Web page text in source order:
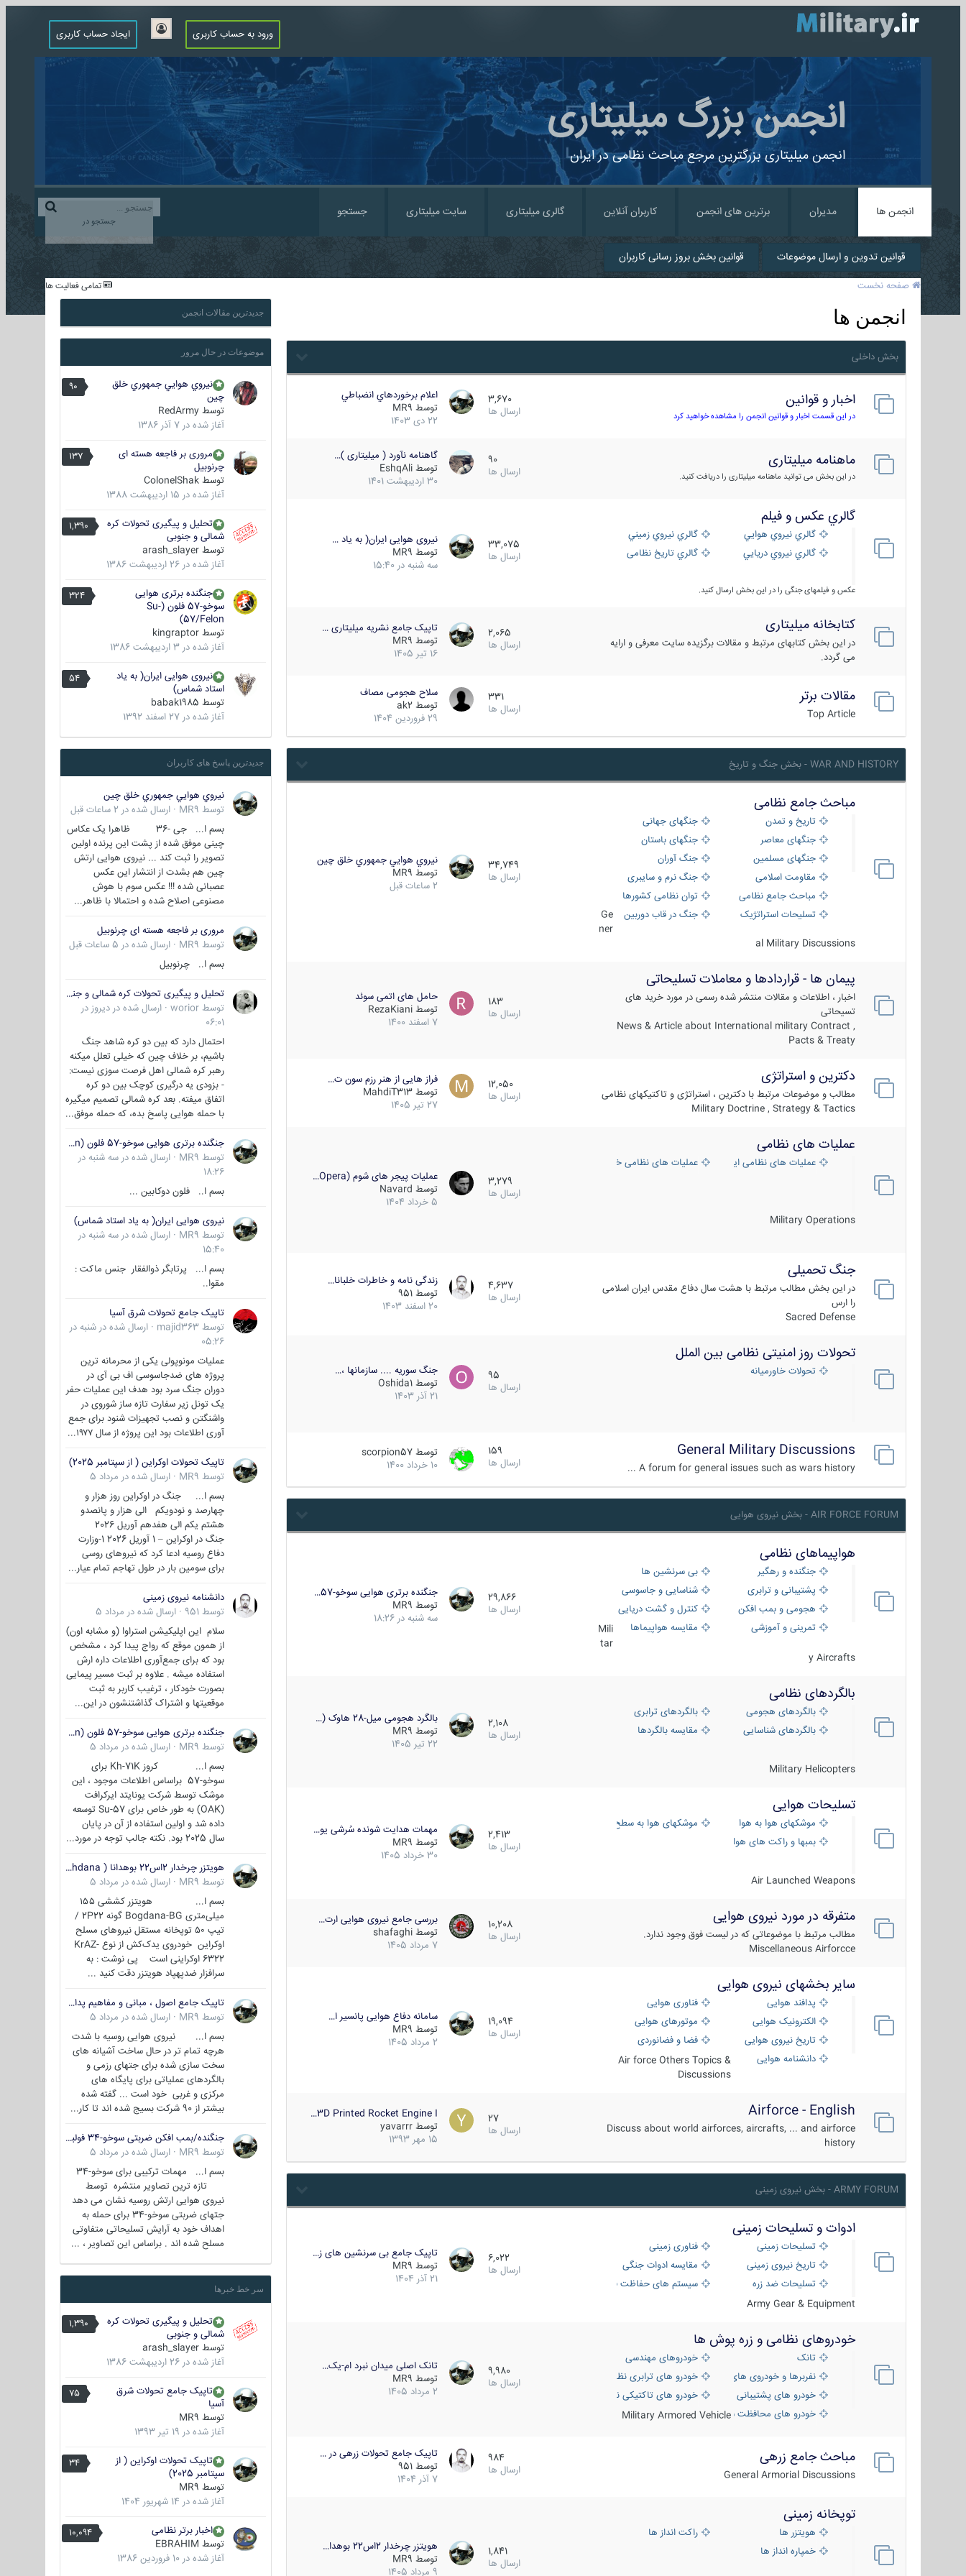
ورود به حساب کاربری ایجاد حساب کاربری
انجمن بزرگ میلیتاری
انجمن میلیتاری بزرگترین مرجع مباحث نظامی در ایران
جستجو در
انجمن ها مدیران برترین های انجمن کاربران آنلاین گالری میلیتاری سایت میلیتاری جستجو
قوانین تدوین و ارسال موضوعات قوانین بخش بروز رسانی کاربران
تمامی فعالیت ها صفحه نخست
انجمن ها
بخش داخلی
اخبار و قوانین
در این قسمت اخبار و قوانین انجمن را مشاهده خواهید کرد
3,670
ارسال ها
اعلام برخوردهاي انضباطي
توسط MR9
22 دی 1403
ماهنامه میلیتاری
در این بخش می توانید ماهنامه میلیتاری را دریافت کنید.
90
ارسال ها
گاهنامه نآورد ( میلیتاری )…
توسط EshqAli
30 اردیبهشت 1401
گالري عكس و فيلم
گالري نيروي هوايي
گالري نيروي زميني
گالري نيروي دريايي
گالري تاریخ نظامی
عکس و فیلمهای جنگی را در این بخش ارسال کنید.
33,075
ارسال ها
نیروی هوایی ایران( به یاد …
توسط MR9
سه شنبه در 15:40
کتابخانه میلیتاری
در این بخش کتابهای مرتبط و مقالات برگزیده سایت معرفی و ارایه
می گردد.
2,065
ارسال ها
تاپیک جامع نشریه میلیتاری …
توسط MR9
16 تیر 1405
مقالات برتر
Top Article
331
ارسال ها
سلاح هجومی مصاف
توسط ak2
29 فروردین 1404
WAR AND HISTORY - بخش جنگ و تاریخ
مباحث جامع نظامی
تاریخ و تمدن
جنگهای جهانی
جنگهای معاصر
جنگهای باستان
جنگهای مسلمین
جنگ آوران
مقاومت اسلامی
جنگ نرم و سایبری
مباحث جامع نظامی
توان نظامی کشورها
تسلیحات استراتژیک
جنگ در قاب دوربین
Ge
ner
al Military Discussions
34,749
ارسال ها
نيروي هوايي جمهوري خلق چين
توسط MR9
2 ساعات قبل
پیمان ها - قراردادها و معاملات تسلیحاتی
اخبار ، اطلاعات و مقالات منتشر شده رسمی در مورد خرید های
تسیحاتی
News & Article about International military Contract ,
Pacts & Treaty
183
ارسال ها
حامل های اتمی سوئد
توسط RezaKiani
7 اسفند 1400
دکترین و استراتژی
مطالب و موضوعات مرتبط با دکترین ، استراتژی و تاکتیکهای نظامی
Military Doctrine , Strategy & Tactics
12,050
ارسال ها
فراز هایی از هنر رزم سون ت…
توسط MahdiT313
27 تیر 1405
عملیات های نظامی
عملیات های نظامی ایران عملیات های نظامی خارجی
Military Operations
3,279
ارسال ها
عملیات پیجر های شوم (Opera…
توسط Navard
5 خرداد 1404
جنگ تحمیلی
در این بخش مطالب مرتبط با هشت سال دفاع مقدس ایران اسلامی
را ارس
Sacred Defense
4,637
ارسال ها
زندگی نامه و خاطرات خلبانا…
توسط 951
20 اسفند 1403
تحولات روز امنیتی نظامی بین الملل
تحولات خاورمیانه
95
ارسال ها
جنگ سوریه .... سازمانها ،…
توسط Oshida1
21 آذر 1403
General Military Discussions
A forum for general issues such as wars history ...
159
ارسال ها
توسط scorpion57
10 خرداد 1400
AIR FORCE FORUM - بخش نیروی هوایی
هواپیماهای نظامی
جنگنده و رهگیر
بی سرنشین ها
پشتیبانی و ترابری
شناسایی و جاسوسی
هجومی و بمب افکن
کنترل و گشت دریایی
تمرینی و آموزشی
مقایسه هواپیماها
Mili
tar
y Aircrafts
29,866
ارسال ها
جنگنده برتری هوایی سوخو-57…
توسط MR9
سه شنبه در 18:26
بالگردهای نظامی
بالگردهای هجومی
بالگردهای ترابری
بالگردهای شناسایی
مقایسه بالگردها
Military Helicopters
2,108
ارسال ها
بالگرد هجومی میل-28 هاوک (…
توسط MR9
22 تیر 1405
تسلیحات هوایی
موشکهای هوا به هوا
موشکهای هوا به سطح
بمبها و راکت های هوایی
Air Launched Weapons
2,413
ارسال ها
مهمات هدایت شونده سُرشی یو…
توسط MR9
30 خرداد 1405
متفرقه در مورد نیروی هوایی
مطالب مرتبط با موضوعاتی که در لیست فوق وجود ندارد.
Miscellaneous Airforcce
10,208
ارسال ها
بررسی جامع نیروی هوایی ارت…
توسط shafaghi
7 مرداد 1405
سایر بخشهای نیروی هوایی
پدافند هوایی
فناوری هوایی
الکترونیک هوایی
موتورهای هوایی
تاریخ نیروی هوایی
فضا و فضانوردی
دانشنامه هوایی
Air force Others Topics &
Discussions
19,094
ارسال ها
سامانه دفاع هوایی پانسیر ا…
توسط MR9
2 مرداد 1405
Airforce - English
Discuss about world airforces, aircrafts, ... and airforce
history
27
ارسال ها
3D Printed Rocket Engine I…
توسط yavarrr
15 مهر 1393
ARMY FORUM - بخش نیروی زمینی
ادوات و تسلیحات زمینی
تسلیحات زمینی
فناوری زمینی
تاریخ نیروی زمینی
مقایسه ادوات جنگی
تسلیحات ضد زره
سیستم های حفاظت فعال
Army Gear & Equipment
6,022
ارسال ها
تاپیک جامع بی سرنشین های ز…
توسط MR9
21 آذر 1404
خودروهای نظامی و زره پوش ها
تانک
خودروهای مهندسی
نفربرها و خودروی های رزمی پیاده نظامخودرو های ترابری نظامی
خودرو های پشتیبانی آتش ، شناسایی و ضد تانک
خودرو های تاکتیکی نظامی
خودرو های محافظت شدهMilitary Armored Vehicle
9,980
ارسال ها
تانک اصلی میدان نبرد ام-یک…
توسط MR9
2 مرداد 1405
مباحث جامع زرهی
General Armorial Discussions
984
ارسال ها
تاپیک جامع تحولات زرهی در …
توسط 951
7 آذر 1404
توپخانه زمینی
هویتزر ها
راکت انداز ها
خمپاره انداز ها
1,841
ارسال ها
هویتزر چرخدار 2اس22 بوهدا…
توسط MR9
9 مرداد 1405
جدیدترین مقالات انجمن
موضوعات در حال مرور
90
نيروي هوايي جمهوري خلق
چين
توسط RedArmy
آغاز شده در 7 آذر 1386
137
مروری بر فاجعه هسته ای
چرنوبیل
توسط ColonelShak
آغاز شده در 15 اردیبهشت 1388
1,390
تحلیل و پیگیری تحولات کره
شمالی و جنوبی
توسط arash_slayer
آغاز شده در 26 اردیبهشت 1386
324
جنگنده برتری هوایی
سوخو-57 فلون (Su-
57/Felon)
توسط kingraptor
آغاز شده در 3 اردیبهشت 1386
54
نیروی هوایی ایران( به یاد
استاد شماس)
توسط babak1985
آغاز شده در 27 اسفند 1392
جدیدترین پاسخ های کاربران
نيروي هوايي جمهوري خلق چين
توسط MR9
· ارسال شده در 2 ساعات قبل
بسم ا... جی -36 ظاهرا یک عکاس
چینی موفق شده از پشت این پرنده اولین
تصویر را ثبت کند ... نیروی هوایی ارتش
چین هم بشدت از انتشار این عکس
عصبانی شده !!! عکس سوم با هوش
مصنوعی اصلاح شده و احتمالا با ظاهر...
مروری بر فاجعه هسته ای چرنوبیل
توسط MR9
· ارسال شده در 5 ساعات قبل
بسم ا.. چرنوبیل
تحلیل و پیگیری تحولات کره شمالی و جنوبی
توسط worior
· ارسال شده در دیروز در
06:01
احتمال دارد که بین دو کره شاهد جنگ
باشیم، بر خلاف چین که خیلی تعلل میکنه
رهبر کره شمالی اهل فرصت سوزی نیست:
- بزودی یه درگیری کوچک بین دو کره
اتفاق میفته. بعد کره شمالی تصمیم میگیره
با حمله هوایی پاسخ بده، که حمله موفق...
جنگنده برتری هوایی سوخو-57 فلون (Su-57/Felon)
توسط MR9
· ارسال شده در سه شنبه در
18:26
بسم ا.. فلون دوکابین ...
نیروی هوایی ایران( به یاد استاد شماس)
توسط MR9
· ارسال شده در سه شنبه در
15:40
بسم ا... پرتابگر ذوالفقار جنس ماکت :
مقوا..
تاپیک جامع تحولات شرق آسیا
توسط majid363
· ارسال شده در شنبه در
05:26
عملیات مونوپولی یکی از محرمانه ترین
پروژه های ضدجاسوسی اف بی آی در
دوران جنگ سرد بود هدف این عملیات حفر
یک تونل زیر سفارت تازه ساز شوروی در
واشنگتن و نصب تجهیزات شنود برای جمع
آوری اطلاعات بود این پروژه از سال ۱۹۷۷...
تاپیک تحولات اوکراین ( از سپتامبر 2025)
توسط MR9
· ارسال شده در مرداد 5
بسم ا... جنگ در اوکراین روز هزار و
چهارصد و نودویکم الی هزار و پانصدو
هشتم یکم الی هفدهم آوریل 2026
جنگ در اوکراین – 1 آوریل 2026 1-وزارت
دفاع روسیه ادعا کرد که نیروهای روسی
برای سومین بار در طول تهاجم تمام عیار...
دانشنامه نیروی زمینی
توسط 951
· ارسال شده در مرداد 5
سلام این اپلیکیشن استراوا (و مشابه اون)
از همون موقع که رواج پیدا کرد ، مشخص
بود که برای جمع‌آوری اطلاعات داره ارش
استفاده میشه . علاوه بر ثبت مسیر پیمایی
بصورت خودکار ، ترغیب کاربر به ثبت
موقعیتها و اشتراک‌ گذاشتنشون در این...
جنگنده برتری هوایی سوخو-57 فلون (Su-57/Felon)
توسط MR9
· ارسال شده در مرداد 5
بسم ا... کروز Kh-71K برای
سوخو-57 براساس اطلاعات موجود ، این
موشک توسط شرکت یونایتد ایرکرافت
(OAK) به طور خاص برای Su-57 توسعه
داده شد و اولین استفاده از آن در پایان
سال 2025 بود. نکته جالب توجه در مورد...
هویتزر چرخدار 2اس22 بوهدانا ( wheeled howitzer 2S22 Bohdana )
توسط MR9
· ارسال شده در مرداد 5
بسم ا... هویتزر کششی ۱۵۵
میلی‌متری Bogdana-BG گونه 2P22 /
تیپ ۵۰ توپخانه مستقل نیروهای مسلح
اوکراین خودروی یدک‌کش از نوع KrAZ-
6322 اوکراینی است پی نوشت : به
سرافزار ضدپهپاد هویتزر دقت کنید ...
تاپیک جامع اصول ، مبانی و مفاهیم پدافند غیر عامل
توسط MR9
· ارسال شده در مرداد 5
بسم ا... نیروی هوایی روسیه با شدت
هرچه تمام تر در حال ساخت آشیانه های
سخت سازی شده برای جتهای رزمی و
بالگردهای عملیاتی برای پایگاه های
مرکزی و غربی خود است ... گفته شده
بیشتر از 90 شرکت بسیج شده اند تا کار...
جنگنده/بمب افکن ضربتی سوخو-34 فولبک ( Sukhoi Su-34/Fullback)
توسط MR9
· ارسال شده در مرداد 5
بسم ا... مهمات ترکیبی برای سوخو-34
تازه ترین تصاویر منتشره توسط
نیروی هوایی ارتش روسیه نشان می دهد
جتهای ضربتی سوخو-34 برای حمله به
اهداف خود به آرایش تسلیحاتی متفاوتی
مسلح شده اند . براساس این تصاویر ، ...
سر خط خبرها
1,390
تحلیل و پیگیری تحولات کره
شمالی و جنوبی
توسط arash_slayer
آغاز شده در 26 اردیبهشت 1386
75
تاپیک جامع تحولات شرق
آسیا
توسط MR9
آغاز شده در 19 تیر 1393
34
تاپیک تحولات اوکراین ( از
سپتامبر 2025)
توسط MR9
آغاز شده در 14 شهریور 1404
10,094
اخبار برتر نظامی
توسط EBRAHIM
آغاز شده در 10 فروردین 1386